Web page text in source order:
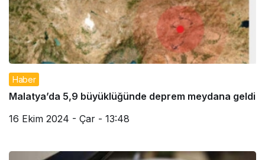
Haber
Malatya’da 5,9 büyüklüğünde deprem meydana geldi
16 Ekim 2024 - Çar - 13:48